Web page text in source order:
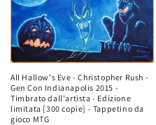
All Hallow's Eve - Christopher Rush -
Gen Con Indianapolis 2015 -
Timbrato dall'artista - Edizione
limitata [300 copie] - Tappetino da
gioco MTG